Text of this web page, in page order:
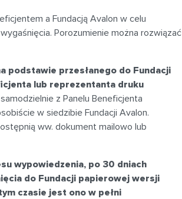
a Fundacją Avalon w celu
Porozumienie można rozwiązać
podstawie przesłanego do Fundacji
lub reprezentanta druku
z Panelu Beneficjenta
w siedzibie Fundacji Avalon.
ww. dokument mailowo lub
wypowiedzenia, po 30 dniach
do Fundacji papierowej wersji
czasie jest ono w pełni